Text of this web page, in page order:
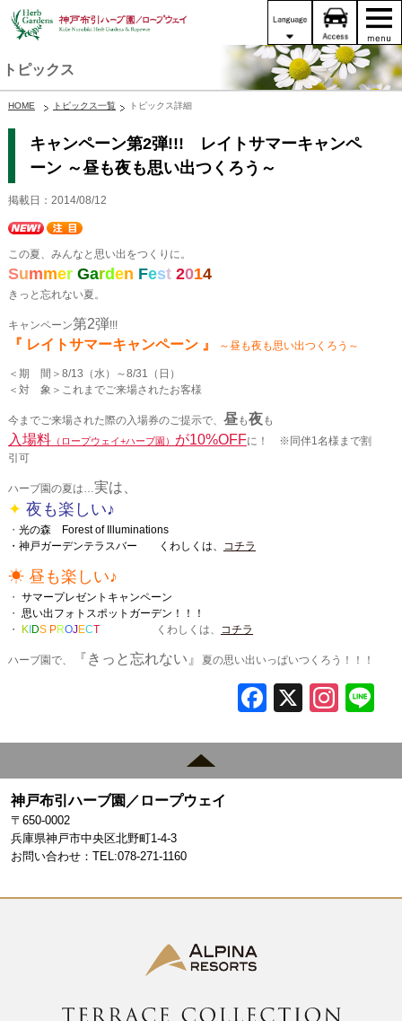
トピックス
HOME トピックス一覧 トピックス詳細
キャンペーン第2弾!!! レイトサマーキャンペ
ーン ～昼も夜も思い出つくろう～
掲載日：2014/08/12
この夏、みんなと思い出をつくりに。
Summer Garden Fest 2014
きっと忘れない夏。
キャンペーン第2弾!!!
『 レイトサマーキャンペーン 』 ～昼も夜も思い出つくろう～
＜期 間＞8/13（水）～8/31（日）
＜対 象＞これまでご来場されたお客様
今までご来場された際の入場券のご提示で、 昼も夜も
入場料（ロープウェイ+ハーブ園） が10%OFFに！ ※同伴1名様まで割
引可
ハーブ園の夏は…実は、
✦ 夜も楽しい♪
・ 光の森 Forest of Illuminations
・神戸ガーデンテラスバー くわしくは、 コチラ
☀ 昼も楽しい♪
・ サマープレゼントキャンペーン
・ 思い出フォトスポットガーデン！！！
・
KI DS PROJECTくわしくは、 コチラ
ハーブ園で、 『きっと忘れない』 夏の思い出いっぱいつくろう！！！
F
e
k
X In
gr
神戸布引ハーブ園／ロープウェイ
〒650-0002
兵庫県神戸市中央区北野町1-4-3
お問い合わせ：TEL:078-271-1160